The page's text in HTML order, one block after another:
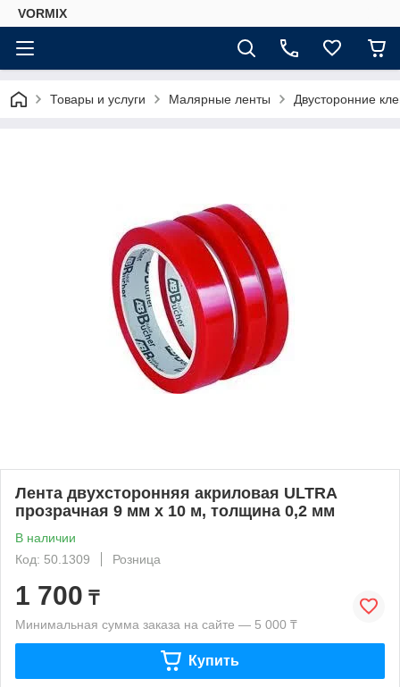
VORMIX
Товары и услуги Малярные ленты Двусторонние
Лента двухсторонняя акриловая ULTRA
прозрачная 9 мм x 10 м, толщина 0,2 мм
В наличии
Код: 50.1309
Розница
1 700 ₸
Минимальная сумма заказа на сайте — 5 000 ₸
Купить